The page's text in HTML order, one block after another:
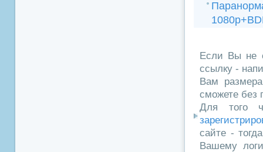
Если Вы не
ссылку -
Вам
сможете без
Для того
сайте -
Вашему